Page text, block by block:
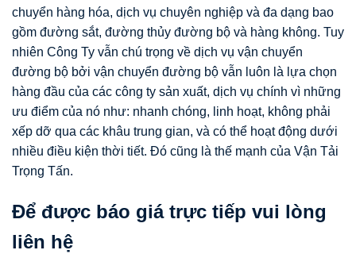
chuyển hàng hóa, dịch vụ chuyên nghiệp và đa dạng bao
gồm đường sắt, đường thủy đường bộ và hàng không. Tuy
nhiên Công Ty vẫn chú trọng về dịch vụ vận chuyển
đường bộ bởi vận chuyển đường bộ vẫn luôn là lựa chọn
hàng đầu của các công ty sản xuất, dịch vụ chính vì những
ưu điểm của nó như: nhanh chóng, linh hoạt, không phải
xếp dỡ qua các khâu trung gian, và có thể hoạt động dưới
nhiều điều kiện thời tiết. Đó cũng là thế mạnh của Vận Tải
Trọng Tấn.
Để được báo giá trực tiếp vui lòng
liên hệ